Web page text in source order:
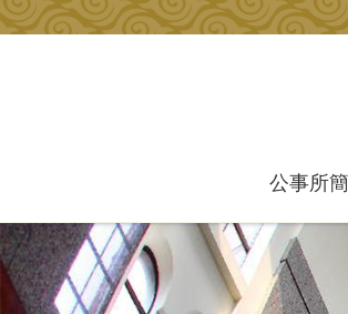
跳到主要內容區塊
公事所